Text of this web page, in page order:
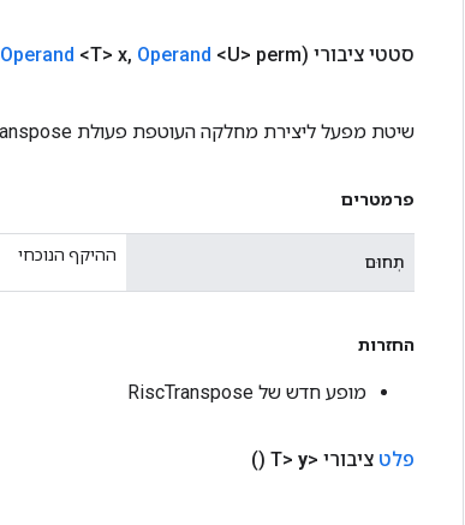
סטטי ציבורי Operand <T> x, Operand <U> perm)
שיטת מפעל ליצירת מחלקה העוטפת פעולת RiscTranspose חדשה.
פרמטרים
תְחוּם ההיקף הנוכחי
החזרות
מופע חדש של RiscTranspose
פלט ציבורי <T>y
()